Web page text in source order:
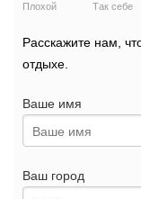
Плохой Так себе
Расскажите нам,
отдыхе.
Ваше имя
Ваш город